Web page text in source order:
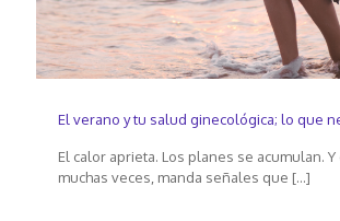
El verano y tu salud ginecológica; lo que
El calor aprieta. Los planes se acumulan. Y
muchas veces, manda señales que […]